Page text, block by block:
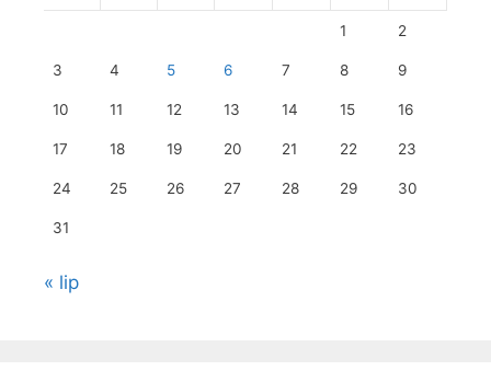
1 2
3 4 5 6 7 8 9
10 11 12 13 14 15 16
17 18 19 20 21 22 23
24 25 26 27 28 29 30
31
« lip